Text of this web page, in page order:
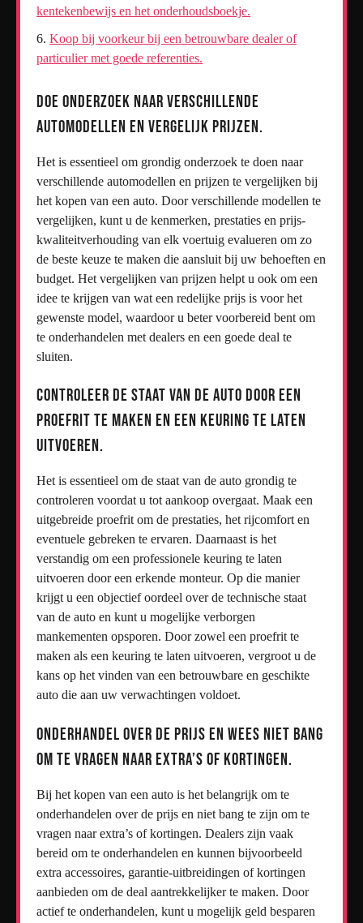
kentekenbewijs en het onderhoudsboekje.
Koop bij voorkeur bij een betrouwbare dealer of
particulier met goede referenties.
Doe onderzoek naar verschillende
automodellen en vergelijk prijzen.
Het is essentieel om grondig onderzoek te doen naar
verschillende automodellen en prijzen te vergelijken bij
het kopen van een auto. Door verschillende modellen te
vergelijken, kunt u de kenmerken, prestaties en prijs-
kwaliteitverhouding van elk voertuig evalueren om zo
de beste keuze te maken die aansluit bij uw behoeften en
budget. Het vergelijken van prijzen helpt u ook om een
idee te krijgen van wat een redelijke prijs is voor het
gewenste model, waardoor u beter voorbereid bent om
te onderhandelen met dealers en een goede deal te
sluiten.
Controleer de staat van de auto door een
proefrit te maken en een keuring te laten
uitvoeren.
Het is essentieel om de staat van de auto grondig te
controleren voordat u tot aankoop overgaat. Maak een
uitgebreide proefrit om de prestaties, het rijcomfort en
eventuele gebreken te ervaren. Daarnaast is het
verstandig om een professionele keuring te laten
uitvoeren door een erkende monteur. Op die manier
krijgt u een objectief oordeel over de technische staat
van de auto en kunt u mogelijke verborgen
mankementen opsporen. Door zowel een proefrit te
maken als een keuring te laten uitvoeren, vergroot u de
kans op het vinden van een betrouwbare en geschikte
auto die aan uw verwachtingen voldoet.
Onderhandel over de prijs en wees niet bang
om te vragen naar extra’s of kortingen.
Bij het kopen van een auto is het belangrijk om te
onderhandelen over de prijs en niet bang te zijn om te
vragen naar extra’s of kortingen. Dealers zijn vaak
bereid om te onderhandelen en kunnen bijvoorbeeld
extra accessoires, garantie-uitbreidingen of kortingen
aanbieden om de deal aantrekkelijker te maken. Door
actief te onderhandelen, kunt u mogelijk geld besparen